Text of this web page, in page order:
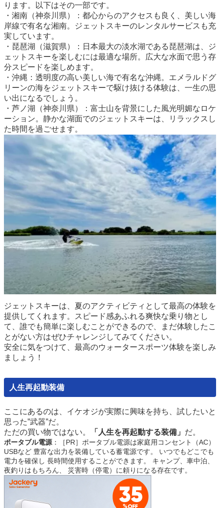
ります。以下はその一部です。
・湘南（神奈川県）：都心からのアクセスも良く、美しい海
岸線で有名な湘南。ジェットスキーのレンタルサービスも充
実しています。
・琵琶湖（滋賀県）：日本最大の淡水湖である琵琶湖は、ジ
ェットスキーを楽しむには最適な場所。広大な水面で思う存
分スピードを楽しめます。
・沖縄：透明度の高い美しい海で有名な沖縄。エメラルドグ
リーンの海をジェットスキーで駆け抜ける体験は、一生の思
い出になるでしょう。
・芦ノ湖（神奈川県）：富士山を背景にした風光明媚なロケ
ーション。静かな湖面でのジェットスキーは、リラックスし
た時間を過ごせます。
ジェットスキーは、夏のアクティビティとして最高の体験を
提供してくれます。スピード感あふれる爽快な乗り物とし
て、誰でも簡単に楽しむことができるので、まだ体験したこ
とがない方はぜひチャレンジしてみてください。
安全に気をつけて、最高のウォータースポーツ体験を楽しみ
ましょう！
人生再起動装備
ここにあるのは、イケオジが実際に興味を持ち
、試したいと
思った”武器”だ。
ただの買い物ではない。
「人生を再起動する装備」 だ。
ポータブル電源 ：［PR］ポータブル電源は家庭用コンセント（AC）
USBなど 豊富な出力を装備している蓄電源です。 いつでもどこでも
電力を確保し 長時間使用することができます。 キャンプ、車中泊、
夜釣りはもちろん、 災害時（停電）に頼りになる存在です。